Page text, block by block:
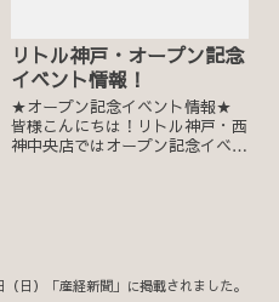
リトル神戸・オープン記念
イベント情報！
★オープン記念イベント情報★
皆様こんにちは！リトル神戸・西
神中央店ではオープン記念イベン
（日）「産経新聞」に掲載されました。